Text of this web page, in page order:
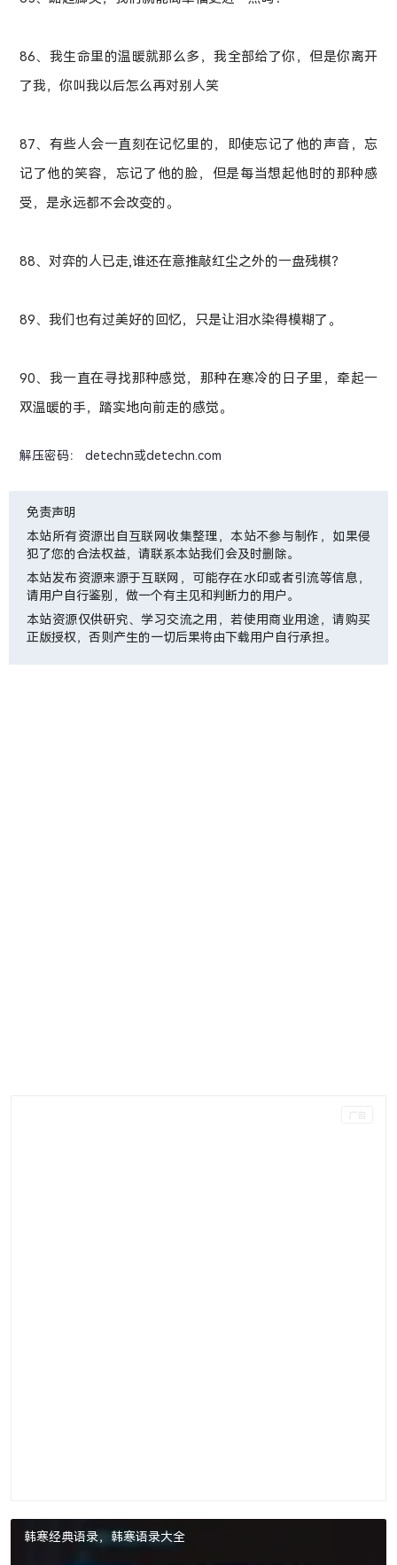
86、我生命里的温暖就那么多，我全部给了你，但是你离开
了我，你叫我以后怎么再对别人笑
87、有些人会一直刻在记忆里的，即使忘记了他的声音，忘
记了他的笑容，忘记了他的脸，但是每当想起他时的那种感
受，是永远都不会改变的。
88、对弈的人已走,谁还在意推敲红尘之外的一盘残棋？
89、我们也有过美好的回忆，只是让泪水染得模糊了。
90、我一直在寻找那种感觉，那种在寒冷的日子里，牵起一
双温暖的手，踏实地向前走的感觉。
解压密码： detechn或detechn.com
免责声明
本站所有资源出自互联网收集整理，本站不参与制作，如果侵
犯了您的合法权益，请联系本站我们会及时删除。
本站发布资源来源于互联网，可能存在水印或者引流等信息，
请用户自行鉴别，做一个有主见和判断力的用户。
本站资源仅供研究、学习交流之用，若使用商业用途，请购买
正版授权，否则产生的一切后果将由下载用户自行承担。
韩寒经典语录，韩寒语录大全